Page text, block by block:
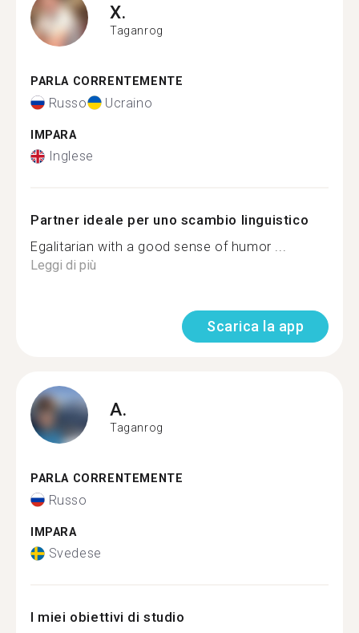
X.
Taganrog
PARLA CORRENTEMENTE
Russo Ucraino
IMPARA
Inglese
Partner ideale per uno scambio linguistico
Egalitarian with a good sense of humor ...
Leggi di più
Scarica la app
A.
Taganrog
PARLA CORRENTEMENTE
Russo
IMPARA
Svedese
I miei obiettivi di studio